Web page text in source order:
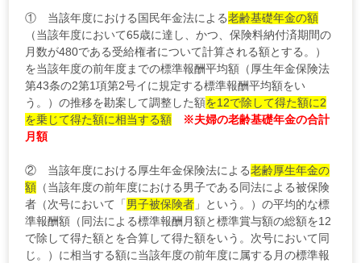
① 当該年度における国民年金法による老齢基礎年金の額
（当該年度において65歳に達し、かつ、保険料納付済期間の
月数が480である受給権者について計算される額とする。）
を当該年度の前年度までの標準報酬平均額（厚生年金保険法
第43条の2第1項第2号イに規定する標準報酬平均額をい
う。）の推移を勘案して調整した額を12で除して得た額に2
を乗じて得た額に相当する額
※夫婦の老齢基礎年金の合計
月額
② 当該年度における厚生年金保険法による老齢厚生年金の
額 （当該年度の前年度における男子である同法による被保険
者（次号において「 男子被保険者 」という。）の平均的な標
準報酬額（同法による標準報酬月額と標準賞与額の総額を12
で除して得た額とを合算して得た額をいう。次号において同
じ。）に相当する額に当該年度の前年度に属する月の標準報